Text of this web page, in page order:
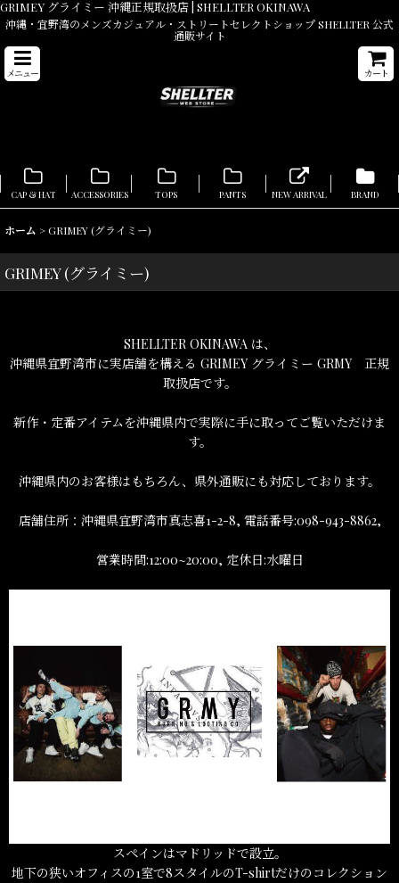
GRIMEY グライミー 沖縄正規取扱店 | SHELLTER OKINAWA
沖縄・宜野湾のメンズカジュアル・ストリートセレクトショップ SHELLTER 公式
通販サイト
メニュー カート
CAP & HAT ACCESSORIES TOPS PANTS NEW ARRIVAL BRAND
ホーム >GRIMEY (グライミー)
GRIMEY (グライミー)
SHELLTER OKINAWA は、
沖縄県宜野湾市に実店舗を構える GRIMEY グライミー GRMY 正規
取扱店です。
新作・定番アイテムを沖縄県内で実際に手に取ってご覧いただけま
す。
沖縄県内のお客様はもちろん、県外通販にも対応しております。
店舗住所：沖縄県宜野湾市真志喜1-2-8, 電話番号:098-943-8862,
営業時間:12:00~20:00, 定休日:水曜日
スペインはマドリッドで設立。
地下の狭いオフィスの1室で8スタイルのT-shirtだけのコレクション